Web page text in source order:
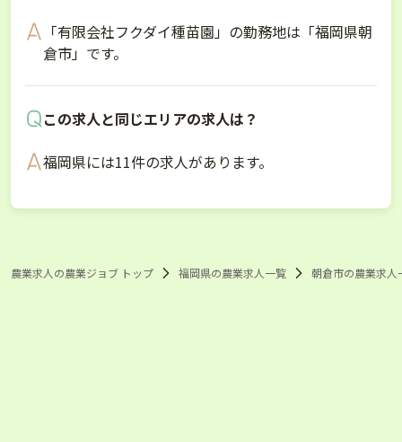
「有限会社フクダイ種苗園」の勤務地は「福岡県朝
倉市」です。
この求人と同じエリアの求人は？
福岡県には11件の求人があります。
農業求人の農業ジョブ トップ 福岡県の農業求人一覧 朝倉市の農業求人